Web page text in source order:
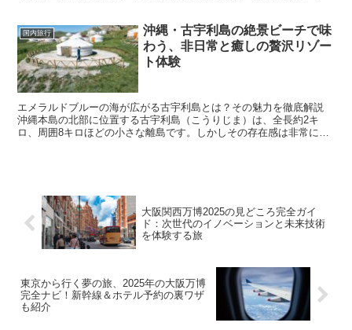
国内旅行
沖縄・古宇利島の絶景ビーチで味
わう、非日常と癒しの贅沢リゾー
ト体験
エメラルドブルーの海が広がる古宇利島とは？その魅力を徹底解説
沖縄本島の北部に位置する古宇利島（こうりじま）は、全長約2キ
ロ、周囲8キロほどの小さな離島です。しかしその存在感は非常に大
大阪関西万博2025の見どころ完全ガイ
ド：次世代のイノベーションと未来技術
を体験する旅
東京から行く夢の旅、2025年の大阪万博
完全ナビ！新幹線＆ホテル予約の裏ワザ
も紹介